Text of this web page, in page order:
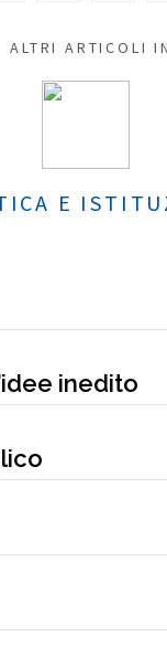
ALTRI ARTICOLI IN
E
inedito